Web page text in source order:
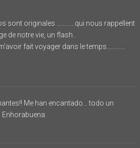
sont originales ............qui nous rappellent
de notre vie, un flash..
fait voyager dans le temps............
Me han encantado... todo un